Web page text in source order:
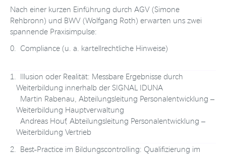
Nach einer kurzen Einführung durch AGV (Simone
Rehbronn) und BWV (Wolfgang Roth) erwarten uns zwei
spannende Praxisimpulse:
0.
Compliance (u. a. kartellrechtliche Hinweise)
1.
Illusion oder Realität: Messbare Ergebnisse durch
Weiterbildung innerhalb der SIGNAL IDUNA
Martin Rabenau, Abteilungsleitung Personalentwicklung –
Weiterbildung Hauptverwaltung
Andreas Houf, Abteilungsleitung Personalentwicklung –
Weiterbildung Vertrieb
2.
Best-Practice im Bildungscontrolling: Qualifizierung im